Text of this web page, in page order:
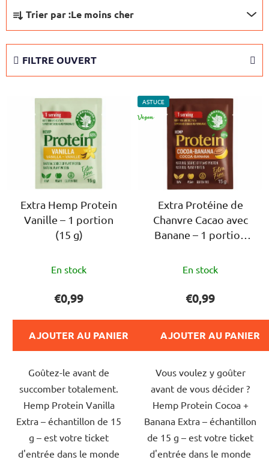
i
Trier par :Le moins cher
FILTRE OUVERT
Extra Hemp Protein
Vanille – 1 portion
(15 g)
moyenne
produit
est
de
sur
5
étoiles.
En stock
€0,99
AJOUTER AU PANIER
Goûtez-le avant de
succomber totalement.
Hemp Protein Vanilla
Extra – échantillon de 15
g – est votre ticket
d'entrée dans le monde
ASTUCE
VÉGAN
Extra Protéine de
Chanvre Cacao avec
Banane – 1 portion
moyenne
produit
est
de
sur
5
étoiles.
En stock
€0,99
AJOUTER AU PANIER
Vous voulez y goûter
avant de vous décider ?
Hemp Protein Cocoa +
Banana Extra – échantillon
de 15 g – est votre ticket
d'entrée dans le monde